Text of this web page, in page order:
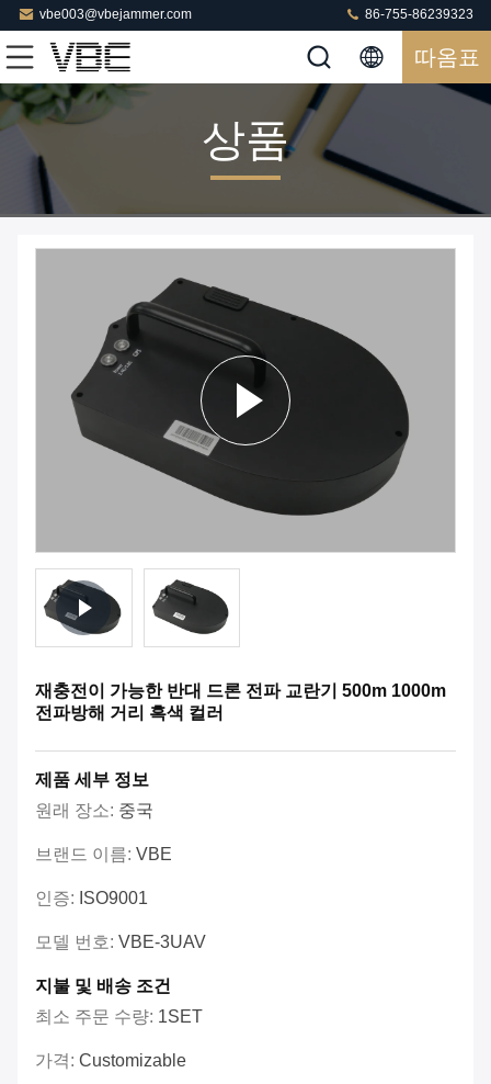
vbe003@vbejammer.com 86-755-86239323
따옴표
상품
재충전이 가능한 반대 드론 전파 교란기 500m 1000m
전파방해 거리 흑색 컬러
제품 세부 정보
원래 장소: 중국
브랜드 이름: VBE
인증: ISO9001
모델 번호: VBE-3UAV
지불 및 배송 조건
최소 주문 수량: 1SET
가격: Customizable